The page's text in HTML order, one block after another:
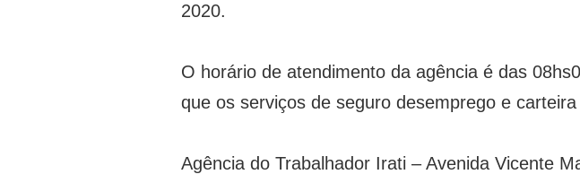
2020.
O horário de atendimento da agência é das
que os serviços de seguro desemprego e
Agência do Trabalhador Irati – Avenida Vicente